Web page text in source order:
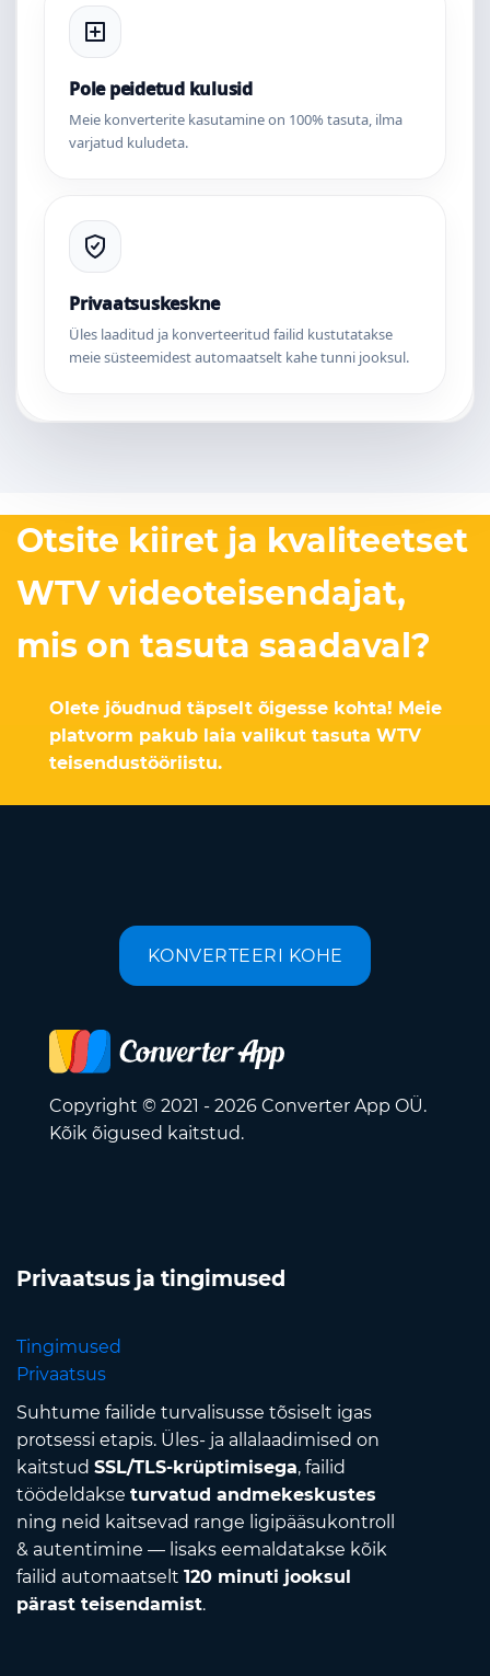
Pole peidetud kulusid
Meie konverterite kasutamine on 100% tasuta, ilma
varjatud kuludeta.
Privaatsuskeskne
Üles laaditud ja konverteeritud failid kustutatakse
meie süsteemidest automaatselt kahe tunni jooksul.
Otsite kiiret ja kvaliteetset
WTV videoteisendajat,
mis on tasuta saadaval?
Olete jõudnud täpselt õigesse kohta! Meie
platvorm pakub laia valikut tasuta WTV
teisendustööriistu.
KONVERTEERI KOHE
Copyright © 2021 - 2026 Converter App OÜ.
Kõik õigused kaitstud.
Privaatsus ja tingimused
Tingimused
Privaatsus
Suhtume failide turvalisusse tõsiselt igas
protsessi etapis. Üles- ja allalaadimised on
kaitstud SSL/TLS-krüptimisega, failid
töödeldakse turvatud andmekeskustes
ning neid kaitsevad range ligipääsukontroll
& autentimine — lisaks eemaldatakse kõik
failid automaatselt 120 minuti jooksul
pärast teisendamist.